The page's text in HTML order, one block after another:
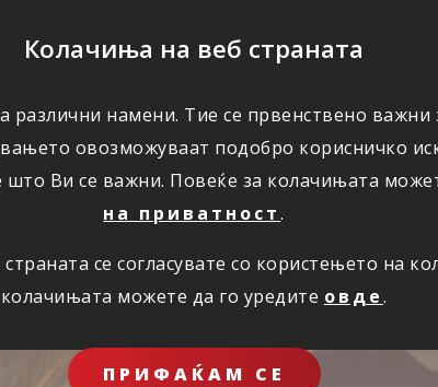
Колачиња на веб страната
различни намени. Тие се првенствено важни
овозможуваат подобро корисничко
Ви се важни. Повеќе за колачињата
на приватност.
се согласувате со користењето на
колачињата можете да го уредите овде.
ПРИФАЌАМ СЕ
за целото